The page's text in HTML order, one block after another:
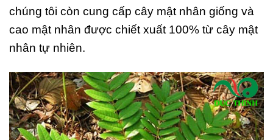
chúng tôi còn cung cấp cây mật nhân giống và
cao mật nhân được chiết xuất 100% từ cây mật
nhân tự nhiên.